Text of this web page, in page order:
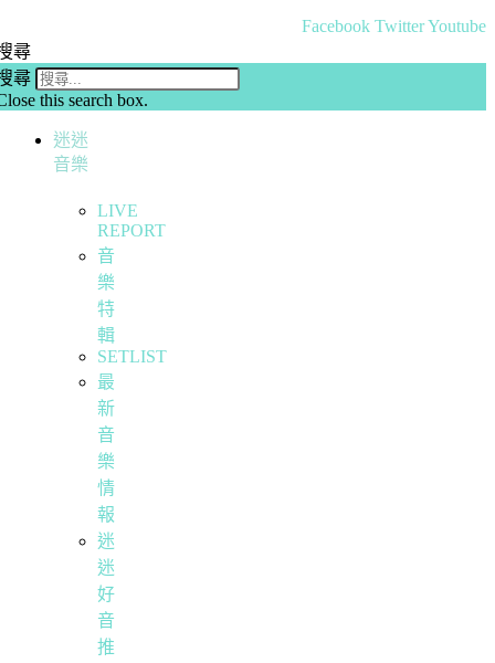
Facebook TwitterYoutube
尋
尋
this search box.
迷迷
音樂
LIVE
REPORT
音
樂
特
輯
SETLIST
最
新
音
樂
情
報
迷
迷
好
音
推